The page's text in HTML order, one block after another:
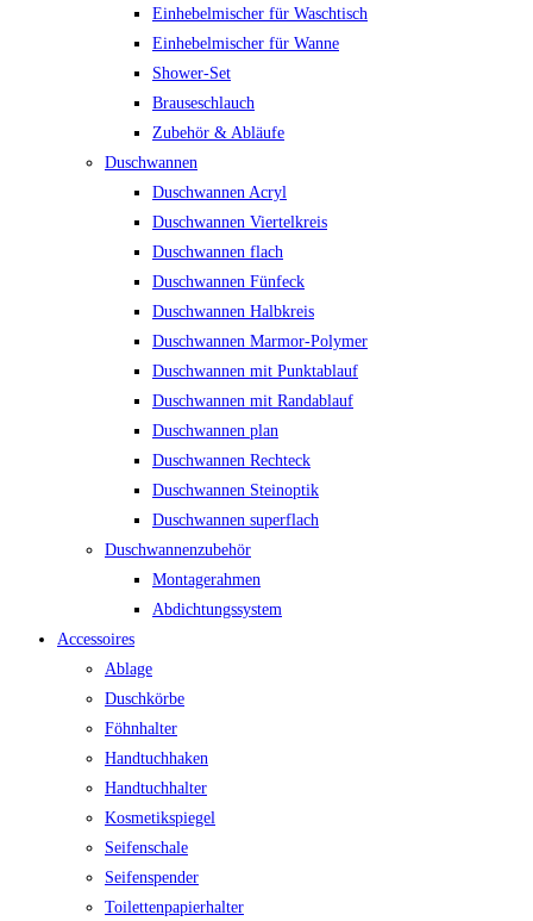
Einhebelmischer für Waschtisch
Einhebelmischer für Wanne
Shower-Set
Brauseschlauch
Zubehör & Abläufe
Duschwannen
Duschwannen Acryl
Duschwannen Viertelkreis
Duschwannen flach
Duschwannen Fünfeck
Duschwannen Halbkreis
Duschwannen Marmor-Polymer
Duschwannen mit Punktablauf
Duschwannen mit Randablauf
Duschwannen plan
Duschwannen Rechteck
Duschwannen Steinoptik
Duschwannen superflach
Duschwannenzubehör
Montagerahmen
Abdichtungssystem
Accessoires
Ablage
Duschkörbe
Föhnhalter
Handtuchhaken
Handtuchhalter
Kosmetikspiegel
Seifenschale
Seifenspender
Toilettenpapierhalter